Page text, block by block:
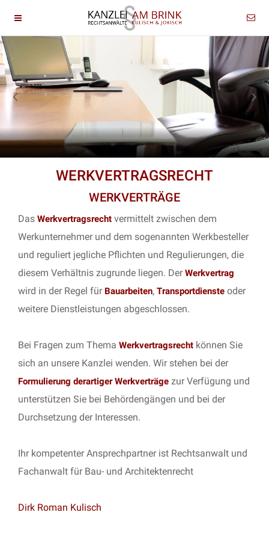
WERKVERTRAGSRECHT
WERKVERTRÄGE
Das Werkvertragsrecht vermittelt zwischen dem
Werkunternehmer und dem sogenannten Werkbesteller
und reguliert jegliche Pflichten und Regulierungen, die
diesem Verhältnis zugrunde liegen. DerWerkvertrag
wird in der Regel für Bauarbeiten, Transportdienste oder
weitere Dienstleistungen abgeschlossen.
Bei Fragen zum Thema Werkvertragsrecht können Sie
sich an unsere Kanzlei wenden. Wir stehen bei der
Formulierung derartiger Werkverträge zur Verfügung und
unterstützen Sie bei Behördengängen und bei der
Durchsetzung der Interessen.
Ihr kompetenter Ansprechpartner ist Rechtsanwalt und
Fachanwalt für Bau- und Architektenrecht
Dirk Roman Kulisch